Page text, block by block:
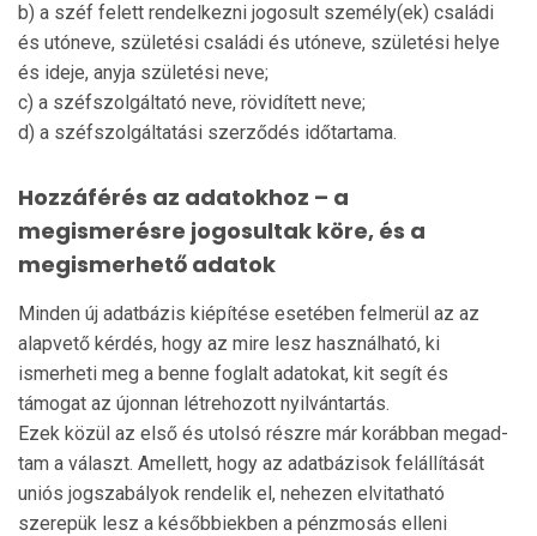
b) a széf felett rendelkezni jogosult személy(ek) családi
és utóneve, születési családi és utóneve, születési helye
és ideje, anyja születési neve;
c) a széfszolgáltató neve, rövidített neve;
d) a széfszolgáltatási szerződés időtartama.
Hozzáférés az adatokhoz – a
megismerésre jogosultak köre, és a
megismerhető adatok
Minden új adatbázis kiépítése esetében felmerül az az
alapvető kérdés, hogy az mire lesz használható, ki
ismerheti meg a benne foglalt adatokat, kit segít és
támogat az újon­nan létrehozott nyilvántartás.
Ezek közül az első és utolsó részre már korábban megad­
tam a választ. Amellett, hogy az adatbázisok felállítását
uni­ós jogszabályok rendelik el, nehezen elvitatható
szerepük lesz a későbbiekben a pénzmosás elleni